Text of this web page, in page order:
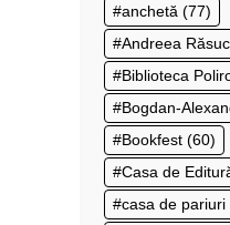
anchetă (77)
Andreea
Biblioteca
Bogdan-
Bookfest (60)
Casa de
casa de pariuri